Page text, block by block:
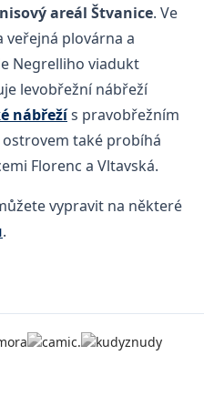
areál Štvanice. Ve
veřejná plovárna a
Negrelliho viadukt
levobřežní nábřeží
nábřežís pravobřežním
také probíhá
Florenc a Vltavská.
vypravit na některé
.